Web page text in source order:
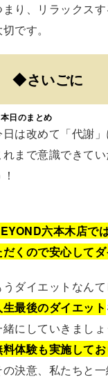
まり、リラックス
です。
◆さいごに
本日のまとめ
日は改めて「代謝
れまで意識できて
六本木店で
だくので安心して
うダイエットなん
生最後のダイエット
緒にしていきましょ
料体験も実施してお
の決意、私たちと